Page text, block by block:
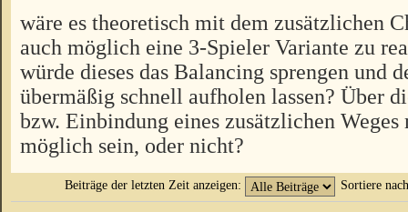
wäre es theoretisch mit dem zusätzlichen
auch möglich eine 3-Spieler Variante zu
würde dieses das Balancing sprengen und
übermäßig schnell aufholen lassen? Über
bzw. Einbindung eines zusätzlichen Weges
möglich sein, oder nicht?
Beiträge der letzten Zeit anzeigen: Sortiere